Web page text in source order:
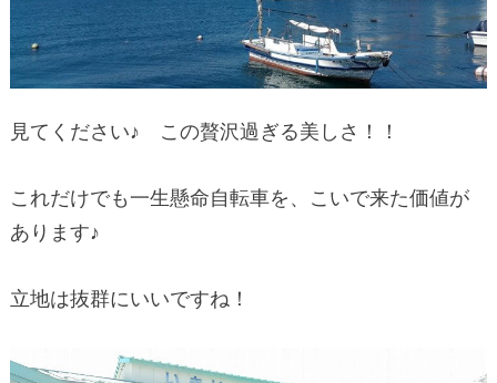
見てください♪ この贅沢過ぎる美しさ！！
これだけでも一生懸命自転車を、こいで来た価値が
あります♪
立地は抜群にいいですね！